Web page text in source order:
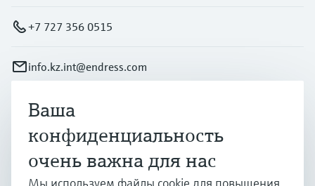
+7 727 356 0515
info.kz.int@endress.com
Продукты и услуги
Отрасли
Ваша
конфиденциальность
очень важна для нас